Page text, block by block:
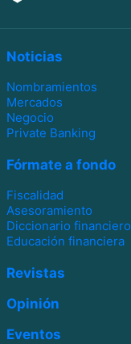
Noticias
Nombramientos
Mercados
Negocio
Private Banking
Fórmate a fondo
Fiscalidad
Asesoramiento
Diccionario financiero
Educación financiera
Revistas
Opinión
Eventos